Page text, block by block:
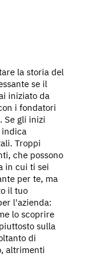
la storia del
se il
iniziato da
i fondatori
Se gli inizi
indica
Troppi
che possono
in cui ti sei
per te, ma
il tuo
l'azienda:
lo scoprire
sulla
di
altrimenti